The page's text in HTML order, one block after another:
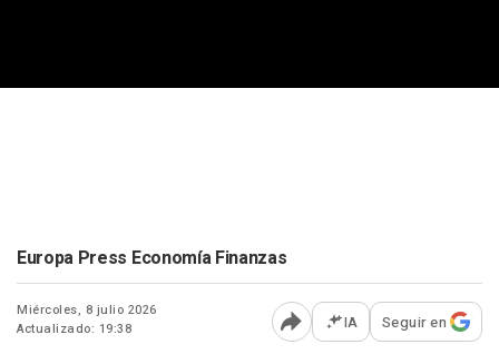
Europa Press Economía Finanzas
Miércoles, 8 julio 2026
Actualizado: 19:38
Abrir opciones para
IA Seguir en